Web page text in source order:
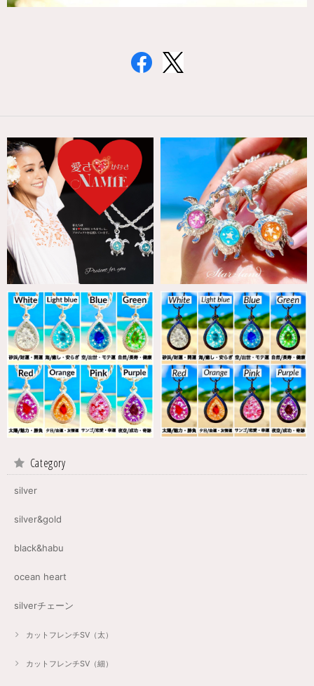
Category
silver
silver&gold
black&habu
ocean heart
silverチェーン
カットフレンチSV（太）
カットフレンチSV（細）